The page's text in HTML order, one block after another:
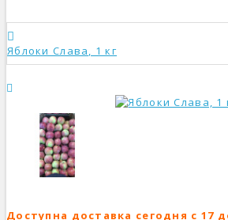
Яблоки Слава, 1 кг
Доступна доставка сегодня с 17